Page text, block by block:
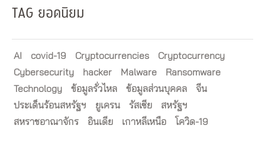
TAG ยอดนิยม
AI covid-19 Cryptocurrencies
Cryptocurrency
Cybersecurity
hacker Malware
Ransomware
Technology
ข้อมูลรั่วไหล ข้อมูลส่วนบุคคล
จีน
ประเด็นร้อนสหรัฐฯ
ยูเครน รัสเซีย
สหรัฐฯ
สหราชอาณาจักร
อินเดีย เกาหลีเหนือ โควิด-19